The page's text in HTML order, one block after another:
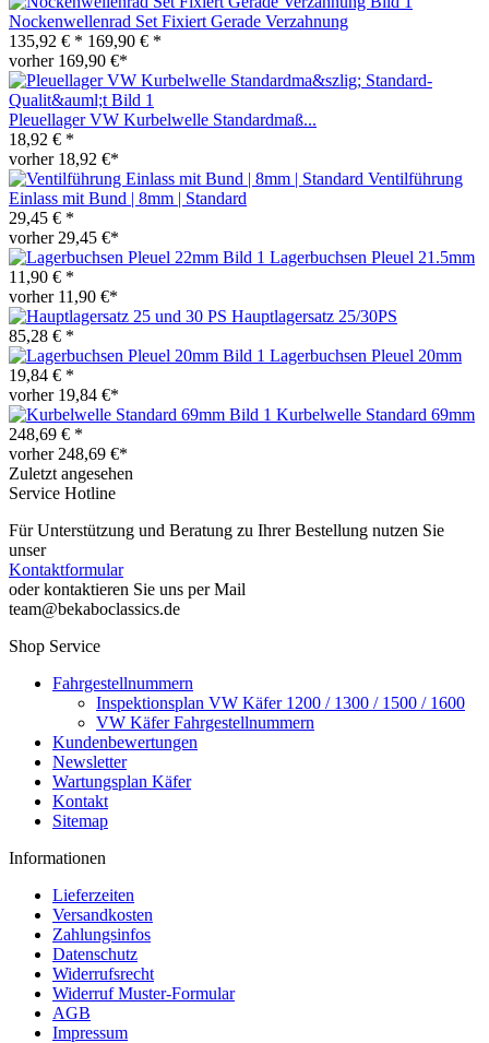
Nockenwellenrad Set Fixiert Gerade Verzahnung
135,92 € * 169,90 € *
vorher 169,90 €*
Pleuellager VW Kurbelwelle Standardmaß...
18,92 € *
vorher 18,92 €*
Ventilführung
Einlass mit Bund | 8mm | Standard
29,45 € *
vorher 29,45 €*
Lagerbuchsen Pleuel 21.5mm
11,90 € *
vorher 11,90 €*
Hauptlagersatz 25/30PS
85,28 € *
Lagerbuchsen Pleuel 20mm
19,84 € *
vorher 19,84 €*
Kurbelwelle Standard 69mm
248,69 € *
vorher 248,69 €*
Zuletzt angesehen
Service Hotline
Für Unterstützung und Beratung zu Ihrer Bestellung nutzen Sie
unser
Kontaktformular
oder kontaktieren Sie uns per Mail
team@bekaboclassics.de
Shop Service
Fahrgestellnummern
Inspektionsplan VW Käfer 1200 / 1300 / 1500 / 1600
VW Käfer Fahrgestellnummern
Kundenbewertungen
Newsletter
Wartungsplan Käfer
Kontakt
Sitemap
Informationen
Lieferzeiten
Versandkosten
Zahlungsinfos
Datenschutz
Widerrufsrecht
Widerruf Muster-Formular
AGB
Impressum